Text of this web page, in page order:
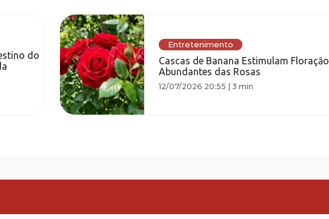
do
Entretenimento
Cascas de Banana Estimulam Floraçāo
Abundantes das Rosas
12/07/2026 20:55 |3 min